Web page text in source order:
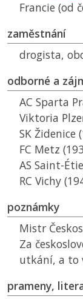
Francie (od
zaměstnání
drogista,
odborné a
AC Sparta
Viktoria
SK Židenice
FC Metz
AS Saint-
RC Vichy
poznámky
Mistr
Za
utkání, a to
prameny,